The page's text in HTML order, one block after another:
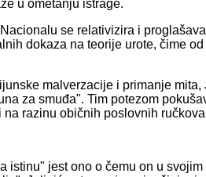
u ometanju istrage.
se relativizira i
dokaza na teorije urote, čime
malverzacije i primanje
za smuđa". Tim potezom
razinu običnih poslovnih
istinu" jest ono o čemu on u svojim